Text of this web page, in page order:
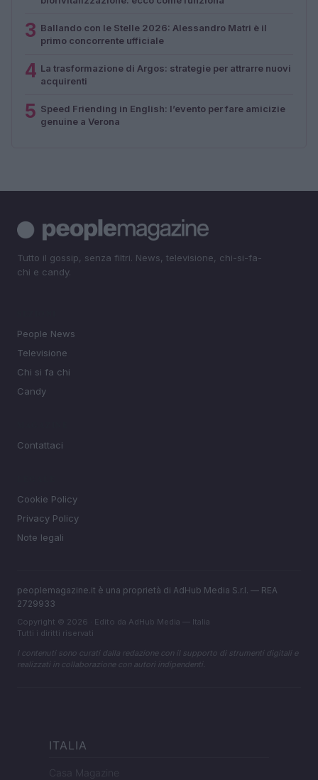
3 Ballando con le Stelle 2026: Alessandro Matri è il
primo concorrente ufficiale
4 La trasformazione di Argos: strategie per attrarre nuovi
acquirenti
5 Speed Friending in English: l’evento per fare amicizie
genuine a Verona
Tutto il gossip, senza filtri. News, televisione, chi-si-fa-
chi e candy.
People News
Televisione
Chi si fa chi
Candy
Contattaci
Cookie Policy
Privacy Policy
Note legali
peoplemagazine.it è una proprietà di AdHub Media S.r.l. — REA
2729933
Copyright © 2026 · Edito da AdHub Media — Italia
Tutti i diritti riservati
I contenuti sono curati dalla redazione con il supporto di strumenti digitali e
realizzati in collaborazione con autori indipendenti.
ITALIA
Casa Magazine